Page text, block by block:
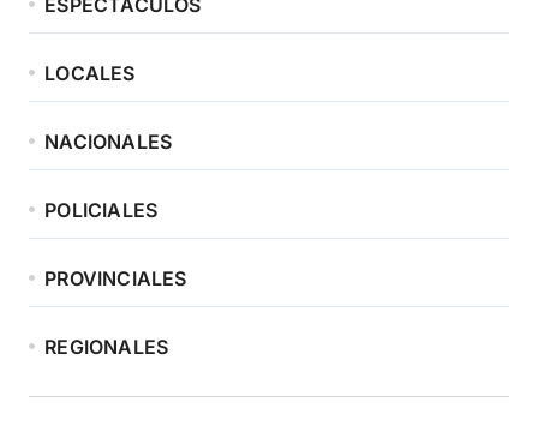
LOCALES
NACIONALES
POLICIALES
PROVINCIALES
REGIONALES